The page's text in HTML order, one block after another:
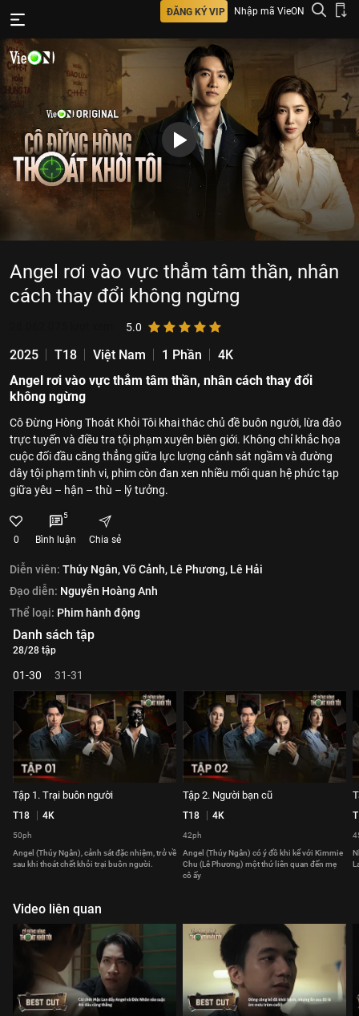
ĐĂNG KÝ VIP Nhập mã VieON
Angel rơi vào vực thẳm tâm thần, nhân
cách thay đổi không ngừng
5.0
2025 T18 Việt Nam 1 Phần
4K
Angel rơi vào vực thẳm tâm thần, nhân cách thay đổi
không ngừng
Cô Đừng Hòng Thoát Khỏi Tôi khai thác chủ đề buôn người, lừa đảo
trực tuyến và điều tra tội phạm xuyên biên giới. Không chỉ khắc họa
cuộc đối đầu căng thẳng giữa lực lượng cảnh sát ngầm và đường
dây tội phạm tinh vi, phim còn đan xen nhiều mối quan hệ phức tạp
giữa yêu – hận – thù – lý tưởng.
0
5
Bình luận Chia sẻ
Diễn viên: Thúy Ngân,Võ Cảnh, Lê Phương, Lê Hải
Đạo diễn: Nguyễn Hoàng Anh
Thể loại: Phim hành động
Danh sách tập
28/28 tập
01-30 31-31
Tập 1. Trại buôn người
T18 4K
50ph
Angel (Thúy Ngân), cảnh sát đặc nhiệm, trở về
sau khi thoát chết khỏi trại buôn người.
Tập 2. Người bạn cũ
T18 4K
42ph
Angel (Thúy Ngân) có ý đồ khi kể với Kimmie
Chu (Lê Phương) một thứ liên quan đến mẹ
cô ấy
Video liên quan